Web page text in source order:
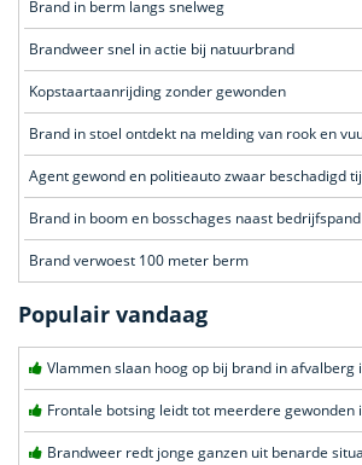
Brand in berm langs snelweg
Brandweer snel in actie bij natuurbrand
Kopstaartaanrijding zonder gewonden
Brand in boom en bosschages naast bedrijfspand
Brand verwoest 100 meter berm
Populair vandaag